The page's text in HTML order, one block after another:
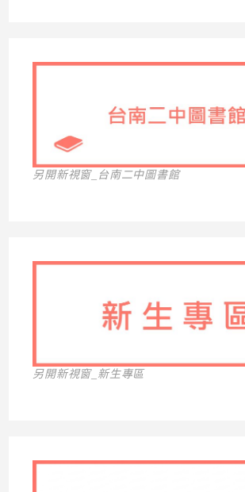
另開新視窗_台南二中圖書館
另開新視窗_新生專區